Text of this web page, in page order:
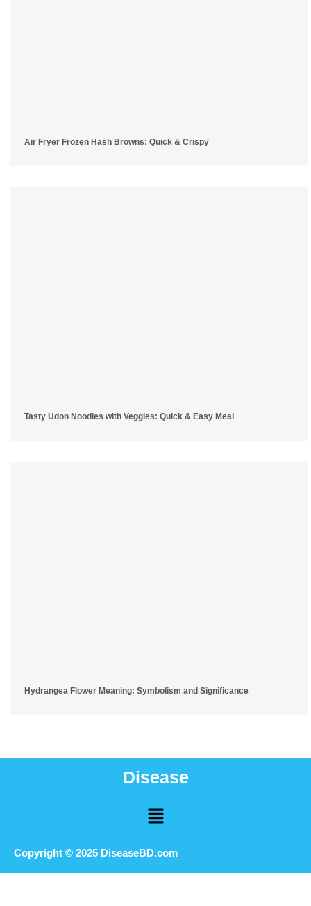
Air Fryer Frozen Hash Browns: Quick & Crispy
Tasty Udon Noodles with Veggies: Quick & Easy Meal
Hydrangea Flower Meaning: Symbolism and Significance
Disease
Menu
Copyright © 2025 DiseaseBD.com